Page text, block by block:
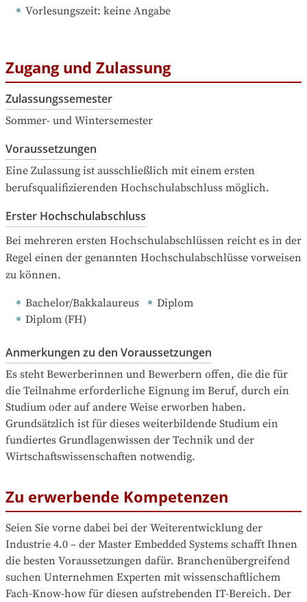
Vorlesungszeit: keine Angabe
Zugang und Zulassung
Zulassungssemester
Sommer- und Wintersemester
Voraussetzungen
Eine Zulassung ist ausschließlich mit einem ersten
berufsqualifizierenden Hochschulabschluss möglich.
Erster Hochschulabschluss
Bei mehreren ersten Hochschulabschlüssen reicht es in der
Regel einen der genannten Hochschulabschlüsse vorweisen
zu können.
Bachelor/Bakkalaureus
Diplom
Diplom (FH)
Anmerkungen zu den Voraussetzungen
Es steht Bewerberinnen und Bewerbern offen, die die für
die Teilnahme erforderliche Eignung im Beruf, durch ein
Studium oder auf andere Weise erworben haben.
Grundsätzlich ist für dieses weiterbildende Studium ein
fundiertes Grundlagenwissen der Technik und der
Wirtschaftswissenschaften notwendig.
Zu erwerbende Kompetenzen
Seien Sie vorne dabei bei der Weiterentwicklung der
Industrie 4.0 – der Master Embedded Systems schafft Ihnen
die besten Voraussetzungen dafür. Branchenübergreifend
suchen Unternehmen Experten mit wissenschaftlichem
Fach-Know-how für diesen aufstrebenden IT-Bereich. Der